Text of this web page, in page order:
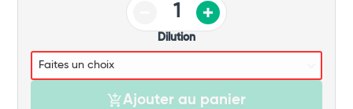
Dilution
Ajouter au panier